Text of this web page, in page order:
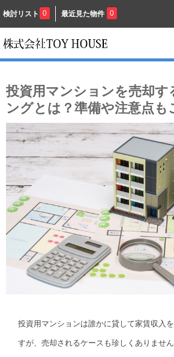
検討リスト 0 最近見た物件 0
投資用マンションを売却す
ングとは？準備や注意点も
投資用マンションは誰かに貸して家賃収入
すが、売却されるケースも珍しくありません